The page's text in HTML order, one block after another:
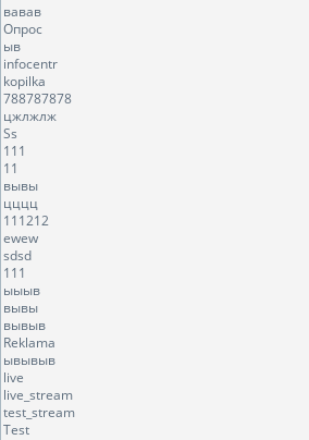
вавав
Опрос
ыв
infocentr
kopilka
788787878
цжлжлж
Ss
111
11
вывы
цццц
111212
ewew
sdsd
111
ыыыв
вывы
вывыв
Reklama
ывывыв
live
live_stream
test_stream
Test